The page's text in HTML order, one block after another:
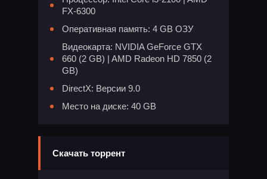
FX-6300
Оперативная память: 4 GB ОЗУ
Видеокарта: NVIDIA GeForce GTX
660 (2 GB) | AMD Radeon HD 7850 (2
GB)
DirectX: Версии 9.0
Место на диске: 40 GB
Скачать торрент